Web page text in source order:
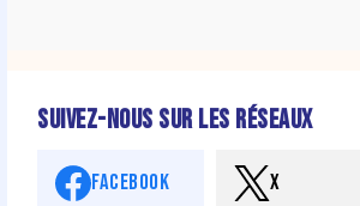
SUIVEZ-NOUS SUR LES RÉSEAUX
FACEBOOK X